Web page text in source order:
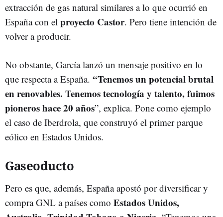
extracción de gas natural similares a lo que ocurrió en
España con el proyecto Castor. Pero tiene intención de
volver a producir.
No obstante, García lanzó un mensaje positivo en lo
que respecta a España. “Tenemos un potencial brutal
en renovables. Tenemos tecnología y talento, fuimos
pioneros hace 20 años”, explica. Pone como ejemplo
el caso de Iberdrola, que construyó el primer parque
eólico en Estados Unidos.
Gaseoducto
Pero es que, además, España apostó por diversificar y
compra GNL a países como Estados Unidos,